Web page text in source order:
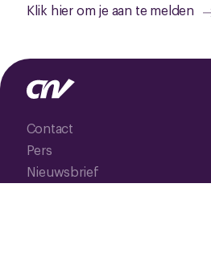
Klik hier om je aan te melden
Contact
Pers
Nieuwsbrief